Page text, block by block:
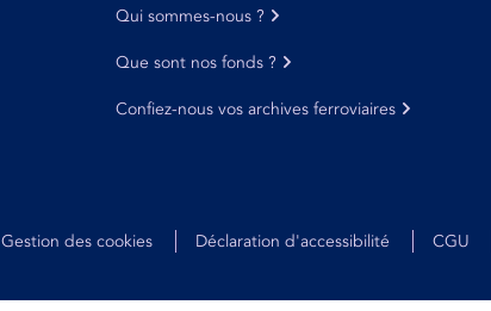
Qui sommes-nous ?
Que sont nos fonds ?
Confiez-nous vos archives ferroviaires
Gestion des cookies Déclaration d'accessibilité CGU